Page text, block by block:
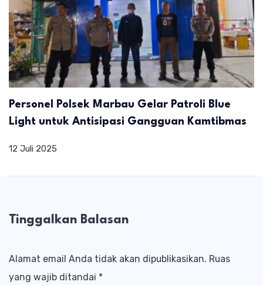
Personel Polsek Marbau Gelar Patroli Blue
Light untuk Antisipasi Gangguan Kamtibmas
12 Juli 2025
Tinggalkan Balasan
Alamat email Anda tidak akan dipublikasikan. Ruas
yang wajib ditandai *